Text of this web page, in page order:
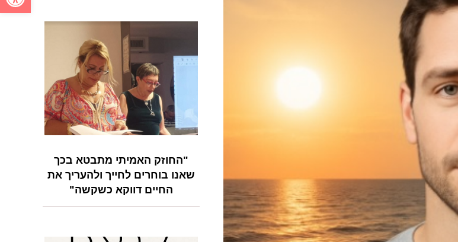
"החוזק האמיתי מתבטא בכך
שאנו בוחרים לחייך ולהעריך את
החיים דווקא כשקשה"